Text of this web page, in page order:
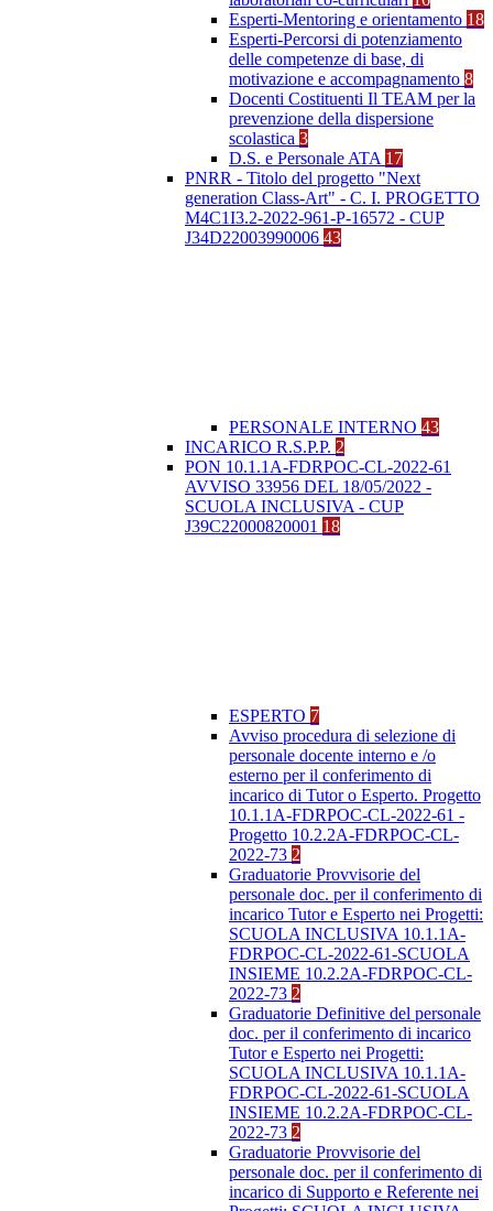
Esperti-Mentoring e orientamento 18
Esperti-Percorsi di potenziamento
delle competenze di base, di
motivazione e accompagnamento 8
Docenti Costituenti Il TEAM per la
prevenzione della dispersione
scolastica 3
D.S. e Personale ATA 17
PNRR - Titolo del progetto "Next
generation Class-Art" - C. I. PROGETTO
M4C1I3.2-2022-961-P-16572 - CUP
J34D22003990006 43
PERSONALE INTERNO 43
INCARICO R.S.P.P. 2
PON 10.1.1A-FDRPOC-CL-2022-61
AVVISO 33956 DEL 18/05/2022 -
SCUOLA INCLUSIVA - CUP
J39C22000820001 18
ESPERTO 7
Avviso procedura di selezione di
personale docente interno e /o
esterno per il conferimento di
incarico di Tutor o Esperto. Progetto
10.1.1A-FDRPOC-CL-2022-61 -
Progetto 10.2.2A-FDRPOC-CL-
2022-73 2
Graduatorie Provvisorie del
personale doc. per il conferimento di
incarico Tutor e Esperto nei Progetti:
SCUOLA INCLUSIVA 10.1.1A-
FDRPOC-CL-2022-61-SCUOLA
INSIEME 10.2.2A-FDRPOC-CL-
2022-73 2
Graduatorie Definitive del personale
doc. per il conferimento di incarico
Tutor e Esperto nei Progetti:
SCUOLA INCLUSIVA 10.1.1A-
FDRPOC-CL-2022-61-SCUOLA
INSIEME 10.2.2A-FDRPOC-CL-
2022-73 2
Graduatorie Provvisorie del
personale doc. per il conferimento di
incarico di Supporto e Referente nei